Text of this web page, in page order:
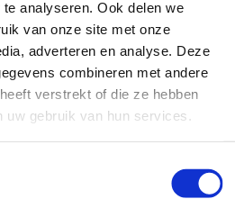
analyseren. Ook delen we
van onze site met onze
adverteren en analyse. Deze
combineren met andere
verstrekt of die ze hebben
uw gebruik van hun services.
collega’s de voordelen zien.
leerinitiatieven
hebben?
indicatoren te volgen